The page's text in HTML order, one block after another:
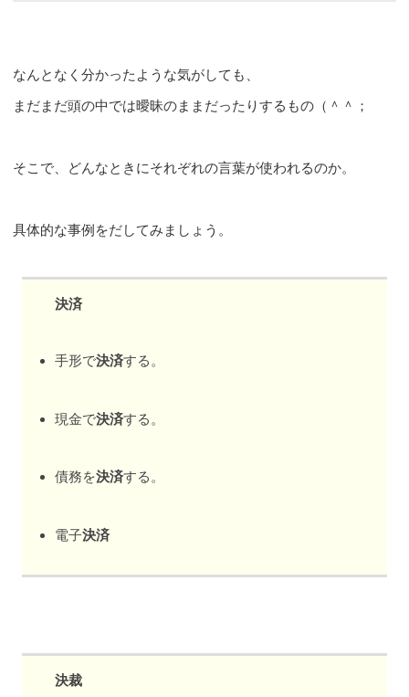
なんとなく分かったような気がしても、
まだまだ頭の中では曖昧のままだったりするもの（＾＾；
そこで、どんなときにそれぞれの言葉が使われるのか。
具体的な事例をだしてみましょう。
決済
手形で決済する。
現金で決済する。
債務を決済する。
電子決済
決裁